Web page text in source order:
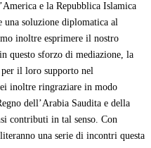
e la Repubblica Islamica
soluzione diplomatica al
inoltre esprimere il nostro
questo sforzo di mediazione, la
per il loro supporto nel
inoltre ringraziare in modo
dell’Arabia Saudita e della
contributi in tal senso. Con
una serie di incontri questa